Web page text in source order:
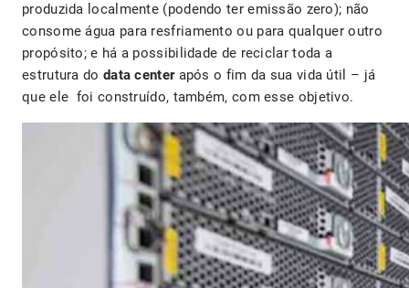
produzida localmente (podendo ter emissão zero); não
consome água para resfriamento ou para qualquer outro
propósito; e há a possibilidade de reciclar toda a
estrutura do data centerapós o fim da sua vida útil – já
que ele foi construído, também, com esse objetivo.